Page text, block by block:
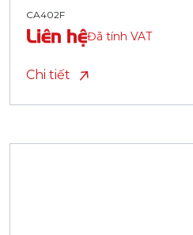
CA402F
Liên hệĐã tính VAT
Chi tiết